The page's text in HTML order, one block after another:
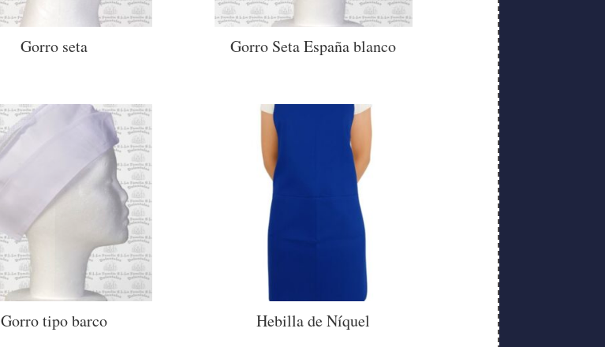
Gorro seta Gorro Seta España blanco
Gorro tipo barco Hebilla de Níquel